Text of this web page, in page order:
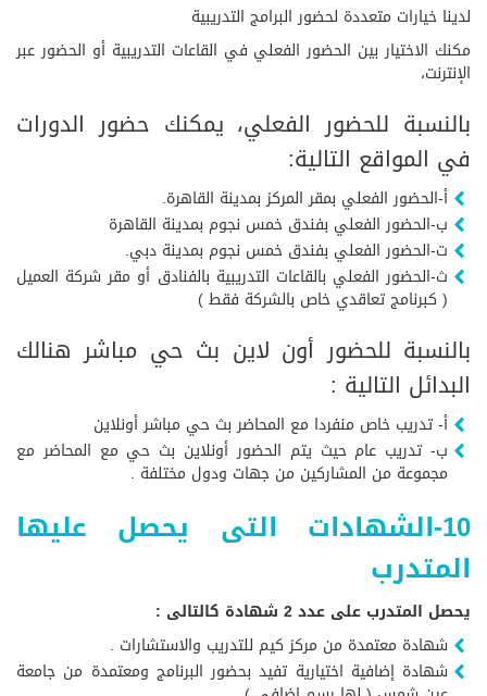
لدينا خيارات متعددة لحضور البرامج التدريبية
مكنك الاختيار بين الحضور الفعلي في القاعات التدريبية أو الحضور عبر
الإنترنت،
بالنسبة للحضور الفعلي، يمكنك حضور الدورات
في المواقع التالية:
أ-الحضور الفعلي بمقر المركز بمدينة القاهرة.
ب-الحضور الفعلي بفندق خمس نجوم بمدينة القاهرة
ت-الحضور الفعلي بفندق خمس نجوم بمدينة دبي.
ث-الحضور الفعلي بالقاعات التدريبية بالفنادق أو مقر شركة العميل
( كبرنامج تعاقدي خاص بالشركة فقط )
بالنسبة للحضور أون لاين بث حي مباشر هنالك
البدائل التالية :
أ- تدريب خاص منفردا مع المحاضر بث حي مباشر أونلاين
ب- تدريب عام حيث يتم الحضور أونلاين بث حي مع المحاضر مع
مجموعة من المشاركين من جهات ودول مختلفة .
10-الشهادات التى يحصل عليها
المتدرب
يحصل المتدرب على عدد 2 شهادة كالتالى :
شهادة معتمدة من مركز كيم للتدريب والاستشارات .
شهادة إضافية اختيارية تفيد بحضور البرنامج ومعتمدة من جامعة